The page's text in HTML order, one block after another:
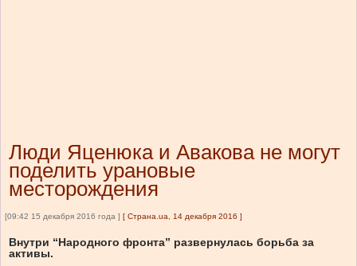
Люди Яценюка и Авакова не могут
поделить урановые
месторождения
[09:42 15 декабря 2016 года ] [ Страна.ua, 14 декабря 2016 ]
Внутри “Народного фронта” развернулась борьба за
активы.